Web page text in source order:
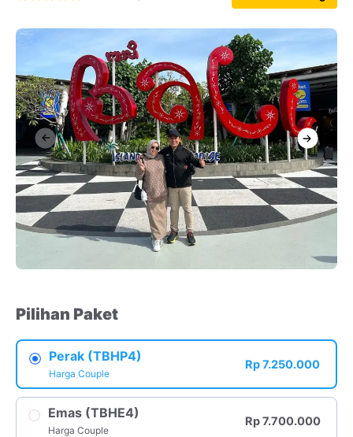
Pilihan Paket
Perak (TBHP4)
Harga Couple
Rp 7.250.000
Emas (TBHE4)
Harga Couple
Rp 7.700.000